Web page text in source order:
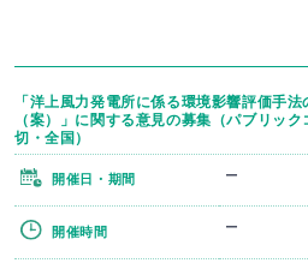
「洋上風力発電所に係る環境影響評価手法
（案）」に関する意見の募集（パブリッ
切・全国）
開催日・期間 ー
開催時間 ー